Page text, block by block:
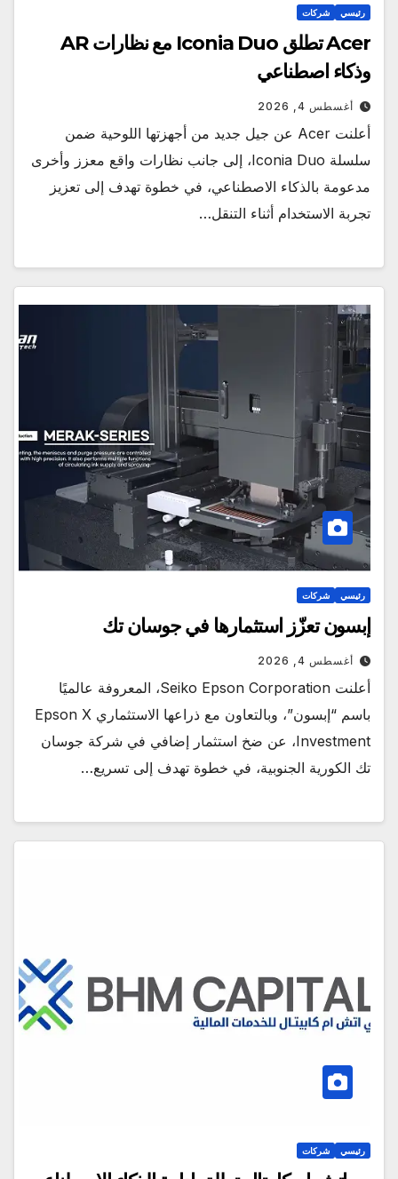
رئيسي شركات
Acer تطلق Iconia Duo مع نظارات AR
وذكاء اصطناعي
أغسطس 4, 2026
أعلنت Acer عن جيل جديد من أجهزتها اللوحية ضمن
سلسلة Iconia Duo، إلى جانب نظارات واقع معزز وأخرى
مدعومة بالذكاء الاصطناعي، في خطوة تهدف إلى تعزيز
تجربة الاستخدام أثناء التنقل…
رئيسي شركات
إبسون تعزّز استثمارها في جوسان تك
أغسطس 4, 2026
أعلنت Seiko Epson Corporation، المعروفة عالميًا
باسم “إبسون”، وبالتعاون مع ذراعها الاستثماري Epson X
Investment، عن ضخ استثمار إضافي في شركة جوسان
تك الكورية الجنوبية، في خطوة تهدف إلى تسريع…
رئيسي شركات